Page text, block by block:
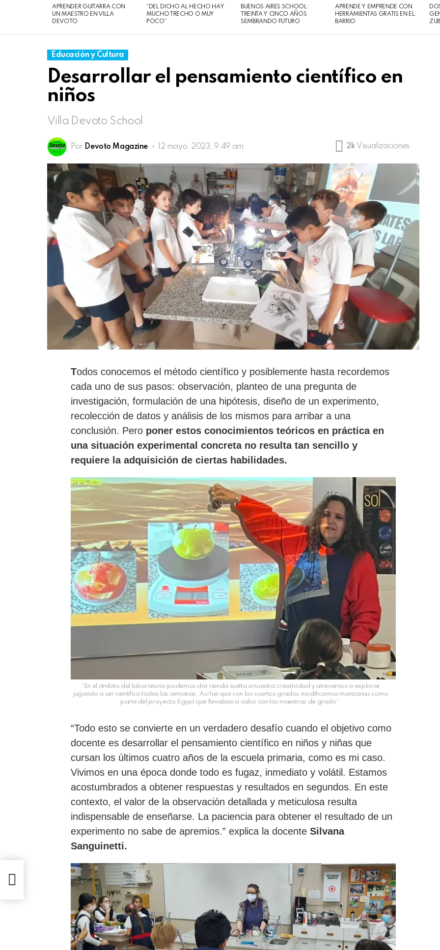
APRENDER GUITARRA CON
UN MAESTRO EN VILLA
DEVOTO
“DEL DICHO AL HECHO HAY
MUCHO TRECHO O MUY
POCO”
BUENOS AIRES SCHOOL:
TREINTA Y CINCO AÑOS
SEMBRANDO FUTURO
APRENDE Y EMPRENDE CON
HERRAMIENTAS GRATIS EN EL
BARRIO
Educación y Cultura
Desarrollar el pensamiento científico en
niños
Villa Devoto School
Por Devoto Magazine 12 mayo, 2023, 9:49 am 2k Visualizaciones
Todos conocemos el método científico y posiblemente hasta recordemos
cada uno de sus pasos: observación, planteo de una pregunta de
investigación, formulación de una hipótesis, diseño de un experimento,
recolección de datos y análisis de los mismos para arribar a una
conclusión. Pero poner estos conocimientos teóricos en práctica en
una situación experimental concreta no resulta tan sencillo y
requiere la adquisición de ciertas habilidades.
“En el ámbito del laboratorio podemos dar rienda suelta a nuestra creatividad y atrevernos a explorar
jugando a ser científico todas las semanas. Así fue que con los cuartos grados modificamos manzanas como
parte del proyecto Egypt que llevaban a cabo con las maestras de grado”.
“Todo esto se convierte en un verdadero desafío cuando el objetivo como
docente es desarrollar el pensamiento científico en niños y niñas que
cursan los últimos cuatro años de la escuela primaria, como es mi caso.
Vivimos en una época donde todo es fugaz, inmediato y volátil. Estamos
acostumbrados a obtener respuestas y resultados en segundos. En este
contexto, el valor de la observación detallada y meticulosa resulta
indispensable de enseñarse. La paciencia para obtener el resultado de un
experimento no sabe de apremios.” explica la docente Silvana
Sanguinetti.
agosto
de